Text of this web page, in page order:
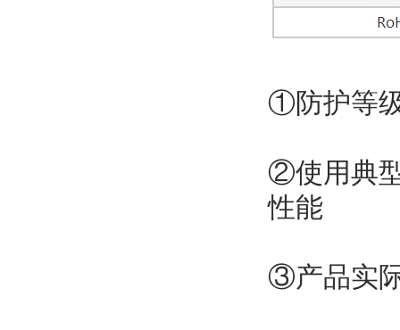
①防护等
②使用典
性能
③产品实